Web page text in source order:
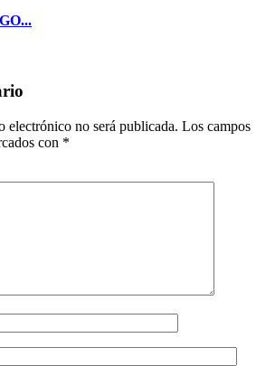
electrónico no será publicada. Los campos
con *